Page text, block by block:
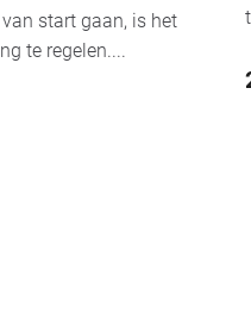
start gaan, is het
te regelen....